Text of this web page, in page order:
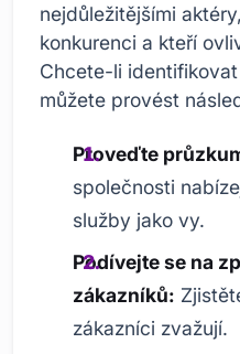
nejdůležitějšími
konkurenci a kteří
Chcete-li
můžete provést
Proveďte
společnosti
služby jako vy.
Podívejte se na
zákazníků:
zákazníci zvažují.